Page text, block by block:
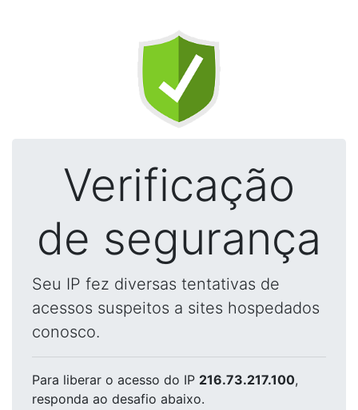
Verificação
de segurança
Seu IP fez diversas tentativas de
acessos suspeitos a sites hospedados
conosco.
Para liberar o acesso do IP 216.73.217.100,
responda ao desafio abaixo.